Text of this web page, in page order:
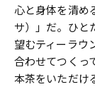
心と身体を清め
サ）」だ。ひと
望むティーラウ
合わせてつくっ
本茶をいただけ